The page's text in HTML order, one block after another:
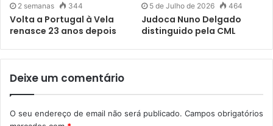
2 semanas 344
Volta a Portugal à Vela
renasce 23 anos depois
5 de Julho de 2026 464
Judoca Nuno Delgado
distinguido pela CML
Deixe um comentário
O seu endereço de email não será publicado. Campos obrigatórios